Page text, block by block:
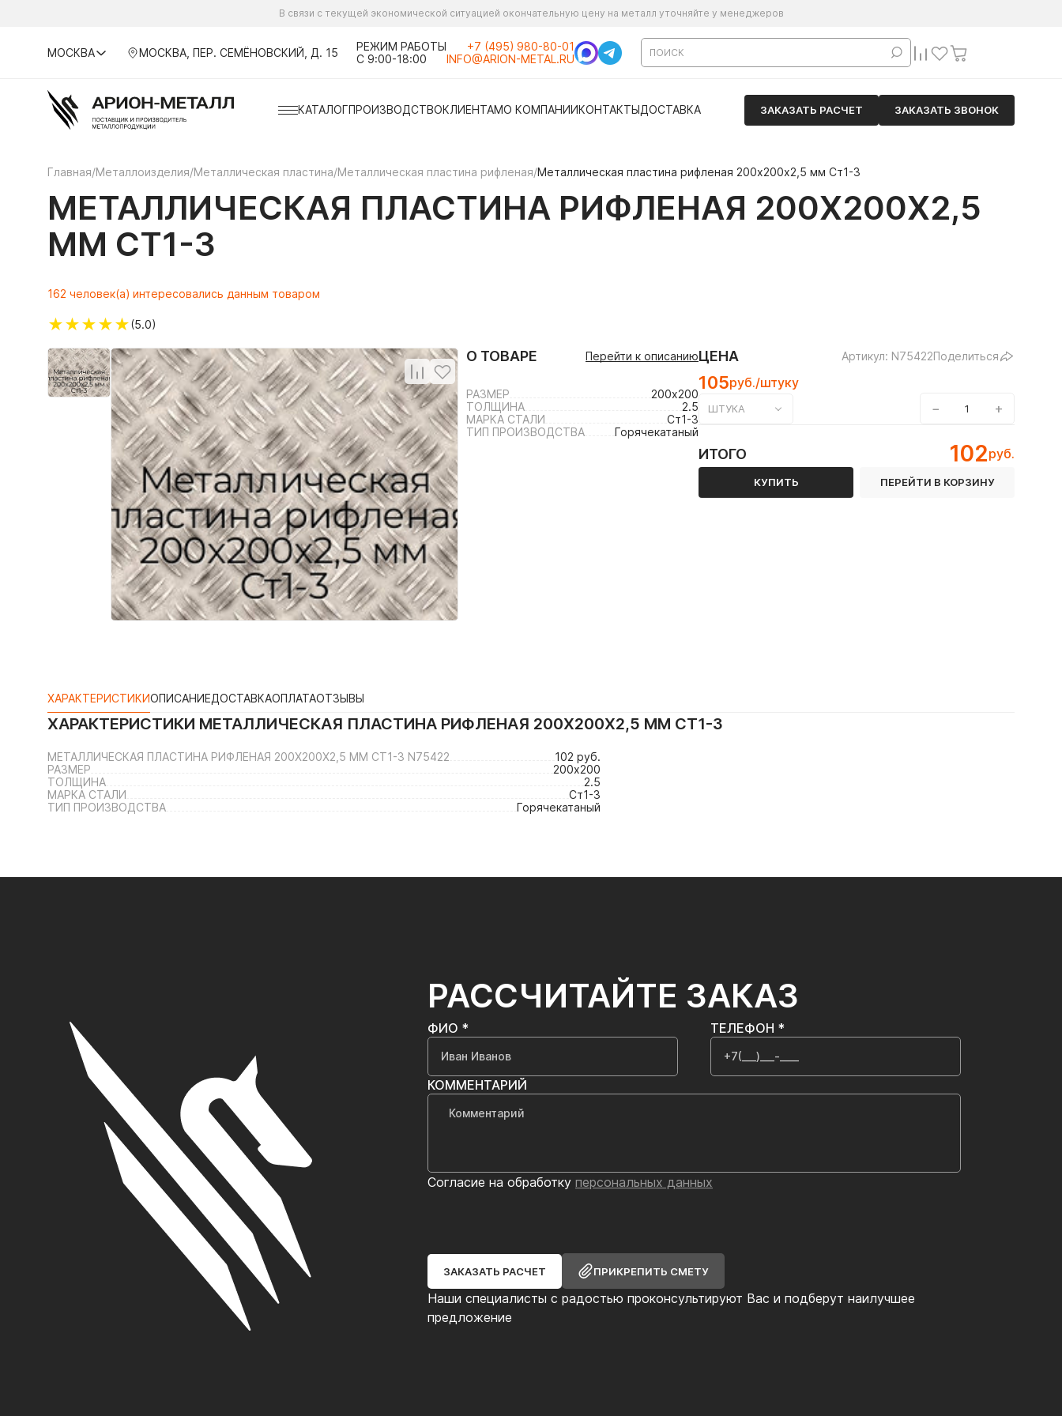
В связи с текущей экономической ситуацией окончательную цену на металл уточняйте у менеджеров
МОСКВА МОСКВА, ПЕР. СЕМЁНОВСКИЙ, Д. 15
РЕЖИМ РАБОТЫ
С 9:00-18:00
+7 (495) 980-80-01
INFO@ARION-METAL.RU
КАТАЛОГПРОИЗВОДСТВОКЛИЕНТАМО КОМПАНИИКОНТАКТЫДОСТАВКА ЗАКАЗАТЬ РАСЧЕТ ЗАКАЗАТЬ ЗВОНОК
Главная/Металлоизделия/Металлическая пластина/Металлическая пластина рифленая/Металлическая пластина рифленая 200х200х2,5 мм Ст1-3
МЕТАЛЛИЧЕСКАЯ ПЛАСТИНА РИФЛЕНАЯ 200Х200Х2,5
ММ СТ1-3
162 человек(а) интересовались данным товаром
★★★★★(5.0)
О ТОВАРЕ Перейти к описанию
РАЗМЕР
200х200
ТОЛЩИНА
2.5
МАРКА СТАЛИ
Ст1-3
ТИП ПРОИЗВОДСТВА
Горячекатаный
ЦЕНА Артикул: N75422Поделиться
105руб./штуку
ШТУКА − +
ИТОГО 102руб.
КУПИТЬ ПЕРЕЙТИ В КОРЗИНУ
ХАРАКТЕРИСТИКИОПИСАНИЕДОСТАВКАОПЛАТАОТЗЫВЫ
ХАРАКТЕРИСТИКИ МЕТАЛЛИЧЕСКАЯ ПЛАСТИНА РИФЛЕНАЯ 200Х200Х2,5 ММ СТ1-3
МЕТАЛЛИЧЕСКАЯ ПЛАСТИНА РИФЛЕНАЯ 200Х200Х2,5 ММ СТ1-3 N75422
102 руб.
РАЗМЕР
200х200
ТОЛЩИНА
2.5
МАРКА СТАЛИ
Ст1-3
ТИП ПРОИЗВОДСТВА
Горячекатаный
РАССЧИТАЙТЕ ЗАКАЗ
Наши специалисты с радостью проконсультируют Вас и подберут наилучшее
предложение
ФИО * ТЕЛЕФОН *
КОММЕНТАРИЙ
Согласие на обработку персональных данных
ЗАКАЗАТЬ РАСЧЕТ ПРИКРЕПИТЬ СМЕТУ